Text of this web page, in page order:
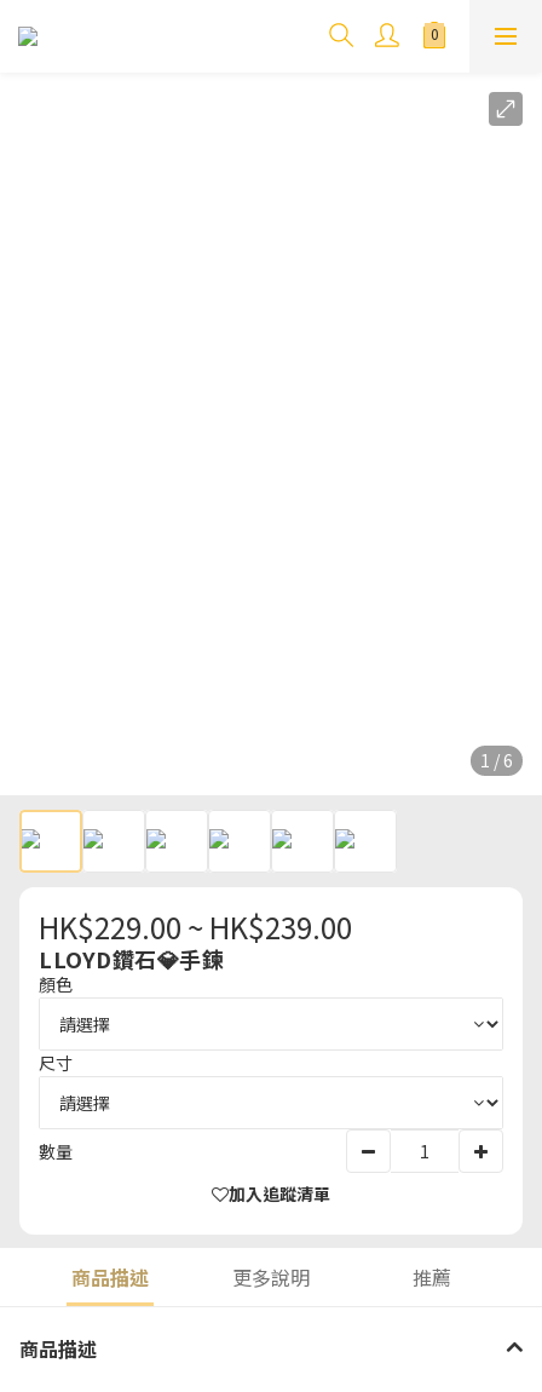
1 / 6
HK$229.00 ~ HK$239.00
LLOYD鑽石💎手鍊
顏色
尺寸
數量
加入追蹤清單
商品描述 更多說明 推薦
商品描述